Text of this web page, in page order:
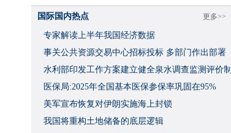
更多>>
国际国内热点
专家解读上半年我国经济数据
事关公共资源交易中心招标投标 多部门作出部署
水利部印发工作方案建立健全泉水调查监测评价制
度
医保局:2025年全国基本医保参保率巩固在95%
美军宣布恢复对伊朗实施海上封锁
我国将重构土地储备的底层逻辑